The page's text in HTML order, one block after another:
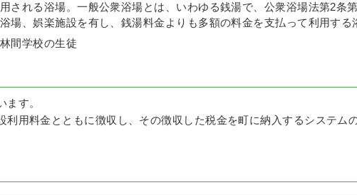
される浴場。一般公衆浴場とは、いわゆる銭湯で、公衆浴場法第2条
場、娯楽施設を有し、銭湯料金よりも多額の料金を支払って利用する
間学校の生徒
す。
用料金とともに徴収し、その徴収した税金を町に納入するシステ